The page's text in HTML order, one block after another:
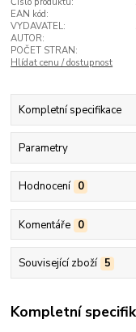
EAN kód:
VYDAVATEL:
AUTOR:
POČET STRAN:
Hlídat cenu / dostupnost
Kompletní specifikace
Parametry
Hodnocení 0
Komentáře 0
Související zboží 5
Kompletní